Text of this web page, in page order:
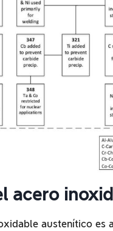
acero
austenítico es